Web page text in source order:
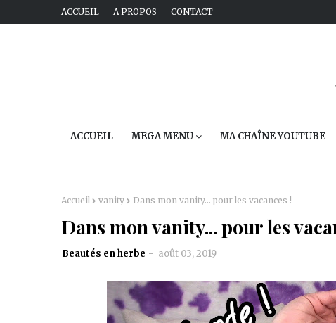
ACCUEIL A PROPOS CONTACT
ACCUEIL MEGA MENU MA CHAÎNE YOUTUBE
Accueil vanity Dans mon vanity... pour les vacances !
Dans mon vanity... pour les
Beautés en herbe août 03, 2019